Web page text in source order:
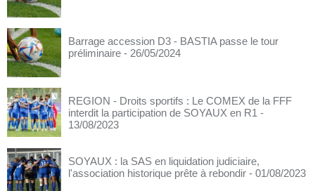
Barrage accession D3 - BASTIA passe le tour
préliminaire - 26/05/2024
REGION - Droits sportifs : Le COMEX de la FFF
interdit la participation de SOYAUX en R1 -
13/08/2023
SOYAUX : la SAS en liquidation judiciaire,
l'association historique prête à rebondir - 01/08/2023